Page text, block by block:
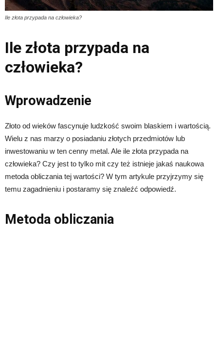
Ile złota przypada na człowieka?
Ile złota przypada na
człowieka?
Wprowadzenie
Złoto od wieków fascynuje ludzkość swoim blaskiem i wartością.
Wielu z nas marzy o posiadaniu złotych przedmiotów lub
inwestowaniu w ten cenny metal. Ale ile złota przypada na
człowieka? Czy jest to tylko mit czy też istnieje jakaś naukowa
metoda obliczania tej wartości? W tym artykule przyjrzymy się
temu zagadnieniu i postaramy się znaleźć odpowiedź.
Metoda obliczania